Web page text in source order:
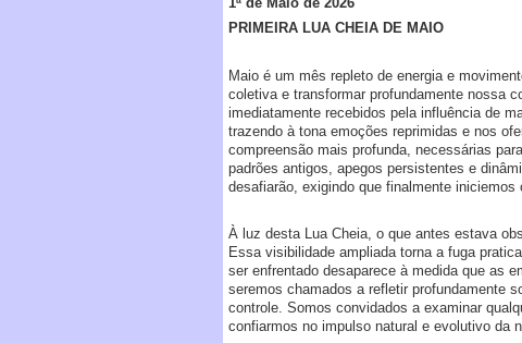
PRIMEIRA LUA CHEIA DE MAIO
Maio é um mês repleto de energia e
coletiva e transformar profundamente nossa
imediatamente recebidos pela influência de
trazendo à tona emoções reprimidas e nos
compreensão mais profunda, necessárias
padrões antigos, apegos persistentes e
desafiarão, exigindo que finalmente
À luz desta Lua Cheia, o que antes estava
Essa visibilidade ampliada torna a fuga
ser enfrentado desaparece à medida que as
seremos chamados a refletir profundamente
controle. Somos convidados a examinar
confiarmos no impulso natural e evolutivo da